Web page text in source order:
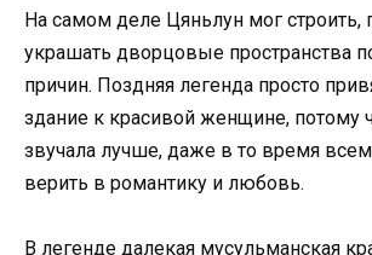
На самом деле Цяньлун мог строить,
украшать дворцовые пространства
причин. Поздняя легенда просто
здание к красивой женщине, потому
звучала лучше, даже в то время всем
верить в романтику и любовь.
В легенде далекая мусульманская